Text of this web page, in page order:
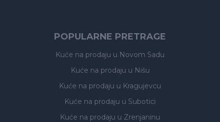
POPULARNE PRETRAGE
Kuće na prodaju u Novom Sadu
Kuće na prodaju u Nišu
Kuće na prodaju u Kragujevcu
Kuće na prodaju u Subotici
Kuće na prodaju u Zrenjaninu